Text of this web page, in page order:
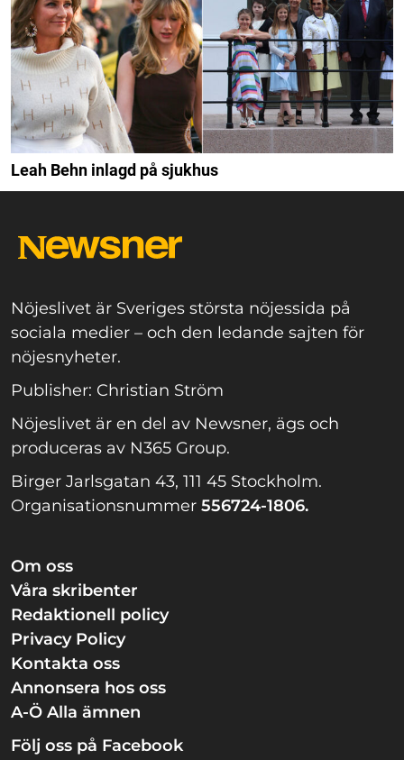
Leah Behn inlagd på sjukhus
Nöjeslivet är Sveriges största nöjessida på
sociala medier – och den ledande sajten för
nöjesnyheter.
Publisher: Christian Ström
Nöjeslivet är en del av Newsner, ägs och
produceras av N365 Group.
Birger Jarlsgatan 43, 111 45 Stockholm.
Organisationsnummer 556724-1806.
Om oss
Våra skribenter
Redaktionell policy
Privacy Policy
Kontakta oss
Annonsera hos oss
A-Ö Alla ämnen
Följ oss på Facebook